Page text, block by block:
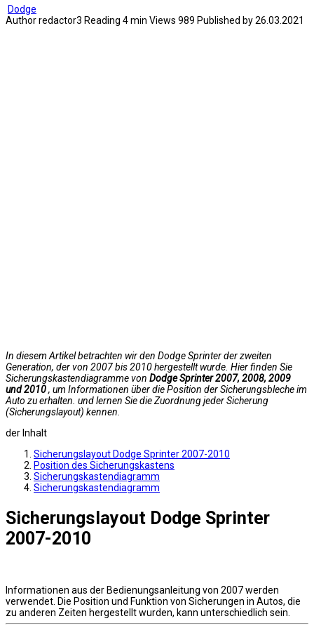
Dodge
Authorredactor3 Reading 4 min Views 989 Published by26.03.2021
In diesem Artikel betrachten wir den Dodge Sprinter der zweiten
Generation, der von 2007 bis 2010 hergestellt wurde. Hier finden Sie
Sicherungskastendiagramme von Dodge Sprinter 2007, 2008, 2009
und 2010, um Informationen über die Position der Sicherungsbleche im
Auto zu erhalten. und lernen Sie die Zuordnung jeder Sicherung
(Sicherungslayout) kennen.
der Inhalt
Sicherungslayout Dodge Sprinter 2007-2010
Position des Sicherungskastens
Sicherungskastendiagramm
Sicherungskastendiagramm
Sicherungslayout Dodge Sprinter
2007-2010
Informationen aus der Bedienungsanleitung von 2007 werden
verwendet. Die Position und Funktion von Sicherungen in Autos, die
zu anderen Zeiten hergestellt wurden, kann unterschiedlich sein.